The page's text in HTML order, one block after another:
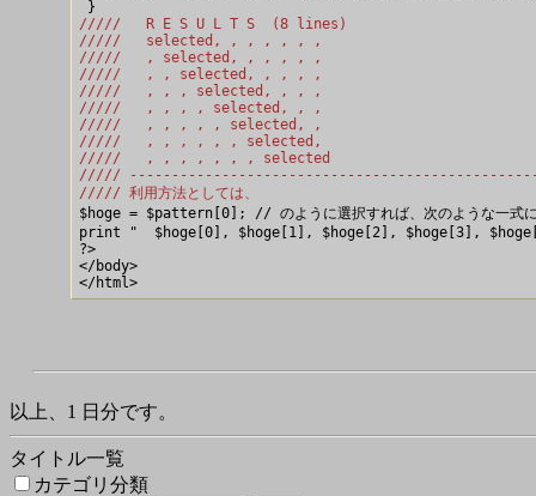
/////   R E S U L T S  (8 lines)
/////   selected, , , , , , ,
/////   , selected, , , , , ,
/////   , , selected, , , , ,
/////   , , , selected, , , ,
/////   , , , , selected, , ,
/////   , , , , , selected, ,
/////   , , , , , , selected,
/////   , , , , , , , selected
/////
///// 利用方法としては、
$hoge = $pattern[0]; // のように選択すれば、次のような一式に
print "  $hoge[0], $hoge[1], $hoge[2], $hoge[3],
?>
</body>
以上、1 日分です。
タイトル一覧
カテゴリ分類